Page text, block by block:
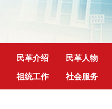
民革介绍 民革人物
祖统工作 社会服务